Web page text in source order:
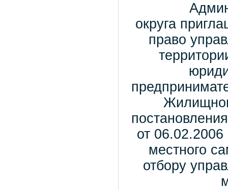
округа
право
от
местного
отбору